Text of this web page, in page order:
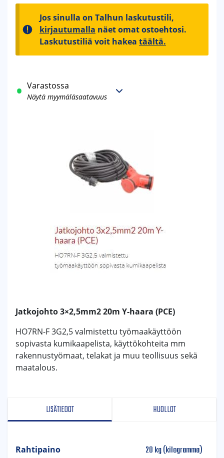
Jos sinulla on Talhun laskutustili,
kirjautumalla näet omat ostoehtosi.
Laskutustiliä voit hakea täältä.
Varastossa
Näytä myymäläsaatavuus
LISÄTIEDOT HUOLLOT
Rahtipaino 20 kg (kilogramma)
Jatkojohto 3×2,5mm2 20m Y-haara (PCE)
HO7RN-F 3G2,5 valmistettu työmaakäyttöön
sopivasta kumikaapelista, käyttökohteita mm
rakennustyömaat, telakat ja muu teollisuus sekä
maatalous.